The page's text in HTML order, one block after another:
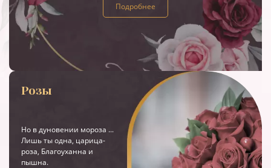
Подробнее
Розы
Но в дуновении мороза ...
Лишь ты одна, царица-
роза, Благоуханна и
пышна.